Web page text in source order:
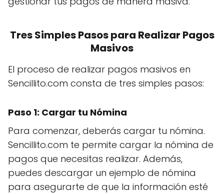
Tres Simples Pasos para Realizar Pagos
Masivos
El proceso de realizar pagos masivos en
Sencillito.com consta de tres simples pasos:
Paso 1: Cargar tu Nómina
Para comenzar, deberás cargar tu nómina.
Sencillito.com te permite cargar la nómina de
pagos que necesitas realizar. Además,
puedes descargar un ejemplo de nómina
para asegurarte de que la información esté